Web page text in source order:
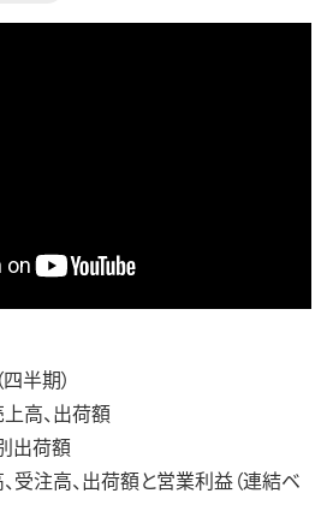
半期）
高、出荷額
出荷額
受注高、出荷額と営業利益（連結ベ